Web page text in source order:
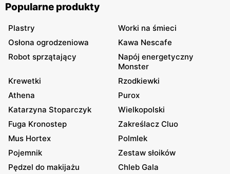
Popularne produkty
Plastry
Worki na śmieci
Osłona ogrodzeniowa
Kawa Nescafe
Robot sprzątający
Napój energetyczny
Monster
Krewetki
Rzodkiewki
Athena
Purox
Katarzyna Stoparczyk
Wielkopolski
Fuga Kronostep
Zakreślacz Cluo
Mus Hortex
Polmlek
Pojemnik
Zestaw słoików
Pędzel do makijażu
Chleb Gala